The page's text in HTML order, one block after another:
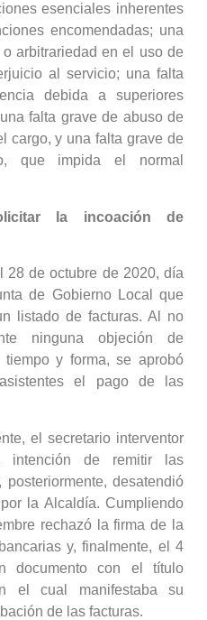
esenciales inherentes
encomendadas; una
arbitrariedad en el uso de
al servicio; una falta
debida a superiores
falta grave de abuso de
cargo, y una falta grave de
que impida el normal
la incoación de
28 de octubre de 2020, día
de Gobierno Local que
listado de facturas. Al no
ninguna objeción de
tiempo y forma, se aprobó
el pago de las
el secretario interventor
intención de remitir las
desatendió
la Alcaldía. Cumpliendo
rechazó la firma de la
y, finalmente, el 4
documento con el título
el cual manifestaba su
de las facturas.